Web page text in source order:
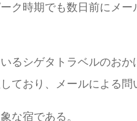
時期でも数日前にメ
るシゲタトラベルのお
おり、メールによる問
な宿である。